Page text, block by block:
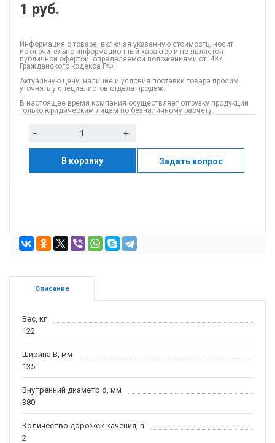
1 руб.
Информация о товаре, включая указанную стоимость, носит
исключительно информационный характер и не является
публичной офертой, определяемой положениями ст. 437
Гражданского кодекса РФ.
Актуальную цену, наличие и условия поставки товара просим
уточнять у специалистов отдела продаж.
В настоящее время компания осуществляет отгрузку продукции
только юридическим лицам по безналичному расчету.
- +
В корзину Задать вопрос
Описание
Вес, кг
122
Ширина B, мм
135
Внутренний диаметр d, мм
380
Количество дорожек качения, n
2